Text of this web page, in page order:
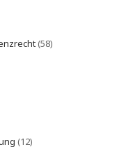
(58)
(12)